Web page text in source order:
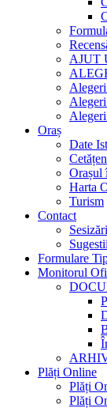
AJUT
Oraș
Date
Orașul
Harta
Turism
Contact
Sesizări
Formulare
Monitorul
Plăți Online
Plăți
Plăți